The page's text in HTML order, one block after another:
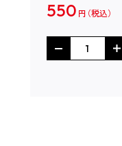
550 円